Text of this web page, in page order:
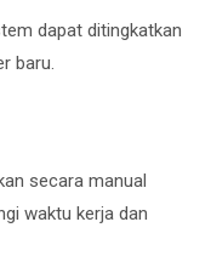
dapat ditingkatkan
baru.
secara manual
waktu kerja dan